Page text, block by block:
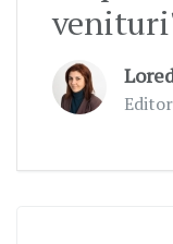
Editor